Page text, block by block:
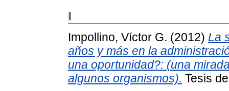
I
Impollino, Víctor G. (2012) La
años y más en la
una oportunidad?: (una
algunos organismos). Tesis